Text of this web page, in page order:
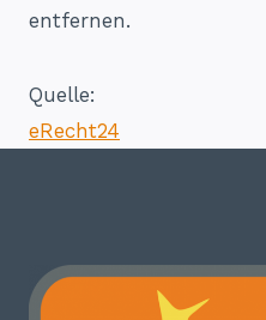
entfernen.
Quelle:
eRecht24